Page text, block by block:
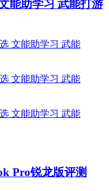
能助学习 武能打游
Pro锐龙版评测